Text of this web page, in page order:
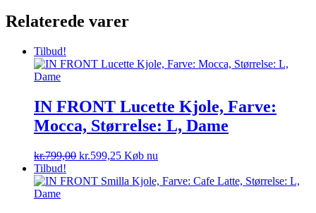
Relaterede varer
Tilbud!
IN FRONT Lucette Kjole, Farve:
Mocca, Størrelse: L, Dame
kr.799,00 Den
pris
kr.599,25Den
pris
Køb nu
Tilbud!